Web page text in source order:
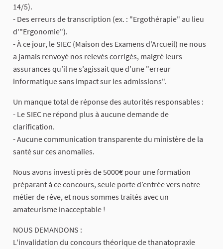
14/5).
- Des erreurs de transcription (ex. : "Ergothérapie" au lieu
d'"Ergonomie").
- À ce jour, le SIEC (Maison des Examens d'Arcueil) ne nous
a jamais renvoyé nos relevés corrigés, malgré leurs
assurances qu’il ne s’agissait que d’une "erreur
informatique sans impact sur les admissions".
Un manque total de réponse des autorités responsables :
- Le SIEC ne répond plus à aucune demande de
clarification.
- Aucune communication transparente du ministère de la
santé sur ces anomalies.
Nous avons investi près de 5000€ pour une formation
préparant à ce concours, seule porte d’entrée vers notre
métier de rêve, et nous sommes traités avec un
amateurisme inacceptable !
NOUS DEMANDONS :
L'invalidation du concours théorique de thanatopraxie